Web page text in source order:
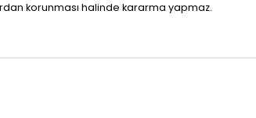
korunması halinde kararma yapmaz.